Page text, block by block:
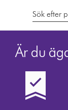
Är du